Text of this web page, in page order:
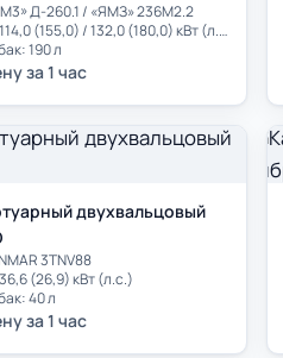
Д-260.1 / «ЯМЗ» 236М2.2
Мощность: 114,0 (155,0) / 132,0 (180,0) кВт (л.с.)
190 л
за 1 час
двухвальцовый
3TNV88
(26,9) кВт (л.с.)
40 л
за 1 час